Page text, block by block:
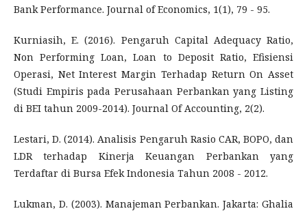
Bank Performance. Journal of Economics, 1(1), 79 - 95.
Kurniasih, E. (2016). Pengaruh Capital Adequacy Ratio,
Non Performing Loan, Loan to Deposit Ratio, Efisiensi
Operasi, Net Interest Margin Terhadap Return On Asset
(Studi Empiris pada Perusahaan Perbankan yang Listing
di BEI tahun 2009-2014). Journal Of Accounting, 2(2).
Lestari, D. (2014). Analisis Pengaruh Rasio CAR, BOPO, dan
LDR terhadap Kinerja Keuangan Perbankan yang
Terdaftar di Bursa Efek Indonesia Tahun 2008 - 2012.
Lukman, D. (2003). Manajeman Perbankan. Jakarta: Ghalia